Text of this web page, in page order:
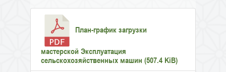
План-график загрузки
мастерской Эксплуатация
сельскохозяйственных машин (507.4 KiB)